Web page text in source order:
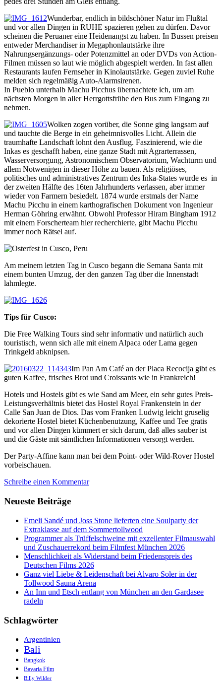
Wunderbar, endlich in bildschöner Natur im Flußtal
und vor allen Dingen in RUHE spazieren gehen zu dürfen. Davor
scheinen die Peruaner eine Heidenangst zu haben. In Bussen preisen
entweder Merchandiser in Megaphonlautstärke ihre
Nahrungsergänzungs- oder Potenzmittel an oder DVDs von Action-
Filmen müssen so laut wie möglich abgespielt werden. In fast allen
Restaurants laufen Fernseher in Kinolautstärke. Gegen zuviel Ruhe
melden sich regelmäßig Auto-Alarmsirenen.
In Pueblo unterhalb Machu Picchus übernachtete ich, um am
nächsten Morgen in aller Herrgottsfrühe den Bus zum Eingang zu
nehmen.
Wolken zogen vorüber, die Sonne ging langsam auf
und tauchte die Berge in ein geheimnisvolles Licht. Allein die
traumhafte Landschaft lohnt den Ausflug. Faszinierend, wie die
Inkas es geschafft haben, eine ganze Stadt mit Agrarterrassen,
Wasserversorgung, Astronomischem Observatorium, Wachturm und
allem Notwenigen in dieser Höhe zu bauen. Als religiöses,
politisches und administratives Zentrum des Inka-States wurde es in
der zweiten Hälfte des 16ten Jahrhunderts verlassen, aber immer
wieder von Farmern besiedelt. 1874 wurde erstmals der Name
Machu Picchu in einem karthografischen Dokument von Ingenieur
Herman Göhring erwähnt. Obwohl Professor Hiram Bingham 1912
mit einem Forscherteam hier recherchierte, gibt Machu Picchu
immer noch Rätsel auf.
Am meinem letzten Tag in Cusco begann die Semana Santa mit
einem bunten Umzug, der den ganzen Tag über die Innenstadt
lahmlegte.
Tips für Cusco:
Die Free Walking Tours sind sehr informativ und natürlich auch
touristisch, wenn sich alle mit einem Alpaca oder Lama gegen
Trinkgeld abknipsen.
Im Pan Am Café an der Placa Recocija gibt es
guten Kaffee, frisches Brot und Croissants wie in Frankreich!
Hotels und Hostels gibt es wie Sand am Meer, ein sehr gutes Preis-
Leistungsverhältnis bietet das Hostel Royal Frankenstein in der
Calle San Juan de Dios. Das vom Franken Ludwig leicht gruselig
dekorierte Hostel bietet Küchenbenutzung, Kaffee und Tee gratis
und vor allen Dingen kümmert er sich darum, daß alles sauber ist
und die Gäste mit sämtlichen Informationen versorgt werden.
Der Party-Affine kann man bei dem Point- oder Wild-Rover Hostel
vorbeischauen.
Schreibe einen Kommentar
Neueste Beiträge
Emeli Sandé und Joss Stone lieferten eine Soulparty der
Extraklasse auf dem Sommertollwood
Programmer als Trüffelschweine mit exzellenter Filmauswahl
und Zuschauerrekord beim Filmfest München 2026
Menschlichkeit als Widerstand beim Friedenspreis des
Deutschen Films 2026
Ganz viel Liebe & Leidenschaft bei Alvaro Soler in der
Tollwood Sauna Arena
An Inn und Etsch entlang von München an den Gardasee
radeln
Schlagwörter
Argentinien
Bali
Bangkok
Bavaria Film
Billy Wilder